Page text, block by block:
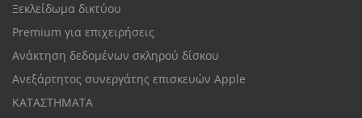
Ξεκλείδωμα δικτύου
Premium για επιχειρήσεις
Ανάκτηση δεδομένων σκληρού δίσκου
Ανεξάρτητος συνεργάτης επισκευών Apple
ΚΑΤΑΣΤΗΜΑΤΑ